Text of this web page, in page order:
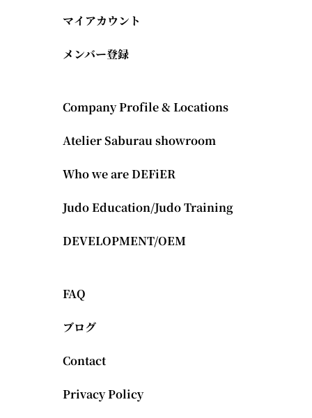
マイアカウント
メンバー登録
Company Profile & Locations
Atelier Saburau showroom
Who we are DEFiER
Judo Education/Judo Training
DEVELOPMENT/OEM
FAQ
ブログ
Contact
Privacy Policy